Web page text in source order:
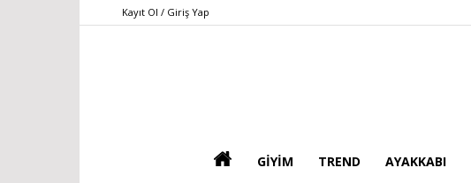
Kayıt Ol / Giriş Yap
GIYIM TREND AYAKKABI